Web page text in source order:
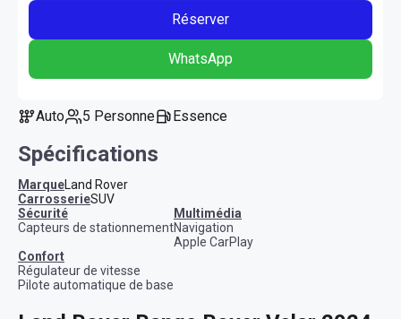
Réserver
WhatsApp
Auto 5 Personne Essence
Spécifications
MarqueLand Rover
CarrosserieSUV
sécurité
Capteurs de stationnement
multimédia
Navigation
Apple CarPlay
confort
Régulateur de vitesse
Pilote automatique de base